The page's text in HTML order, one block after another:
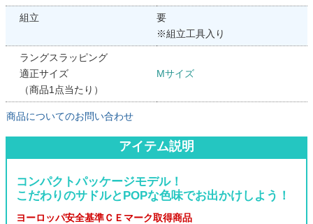
アイテム説明
コンパクトパッケージモデル！
こだわりのサドルとPOPな色味でお出かけしよう！
ヨーロッパ安全基準ＣＥマーク取得商品
組立
要
※組立工具入り
ラングスラッピング
適正サイズ
（商品1点当たり）
Mサイズ
商品についてのお問い合わせ